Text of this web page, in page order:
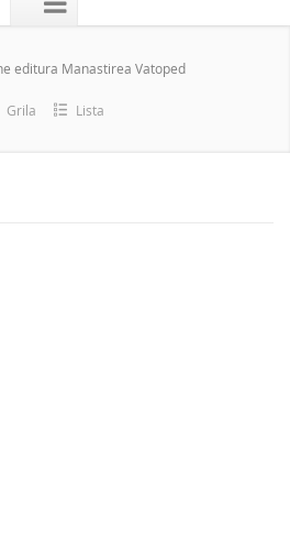
editura Manastirea Vatoped
Grila Lista